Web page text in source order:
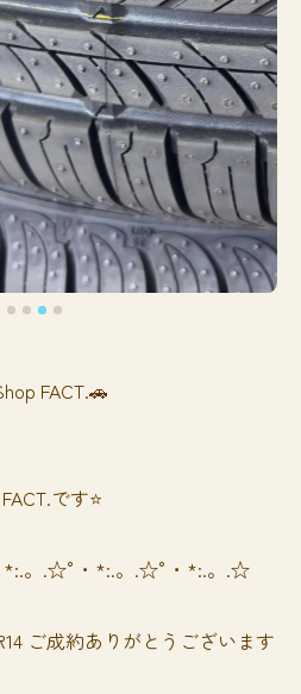
FACT.🚗
です⭐️
。.☆°・*:.。.☆°・*:.。.☆
ご成約ありがとうございます